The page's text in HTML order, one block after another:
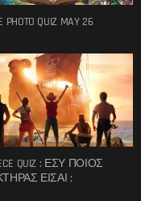
PHOTO QUIZ MAY 26
QUIZ : ΕΣΥ ΠΟΙΟΣ
ΕΙΣΑΙ ;